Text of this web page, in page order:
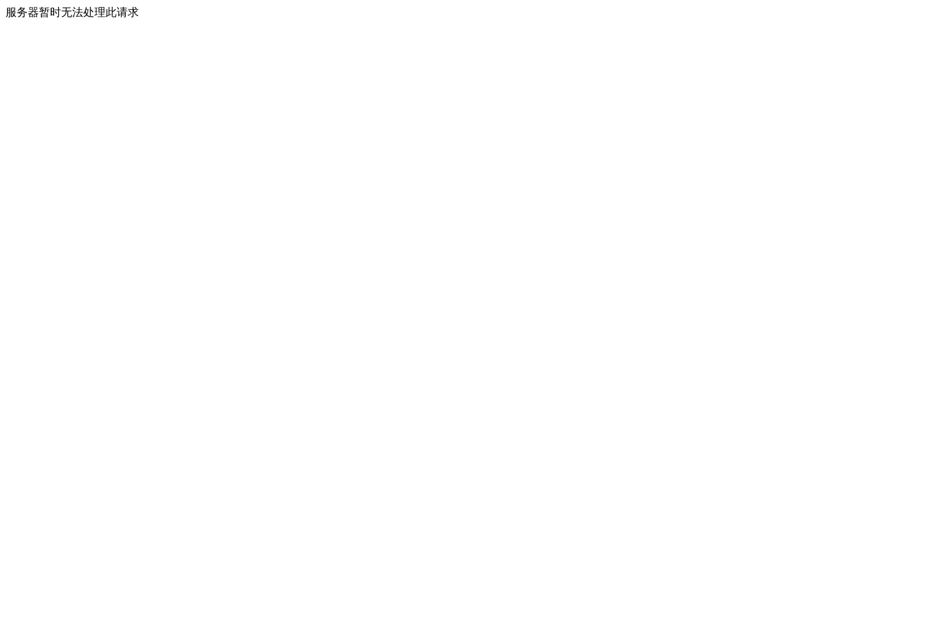
服务器暂时无法处理此请求